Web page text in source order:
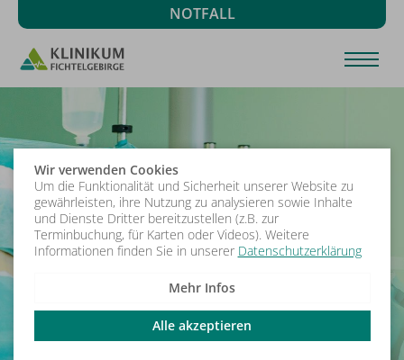
NOTFALL
Wir verwenden Cookies
Um die Funktionalität und Sicherheit unserer Website zu
gewährleisten, ihre Nutzung zu analysieren sowie Inhalte
und Dienste Dritter bereitzustellen (z.B. zur
Terminbuchung, für Karten oder Videos). Weitere
Informationen finden Sie in unserer Datenschutzerklärung
Mehr Infos
Alle akzeptieren